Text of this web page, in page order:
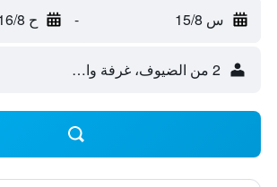
س 15/8 - ح 16/8
2 من الضيوف، غرفة واحدة